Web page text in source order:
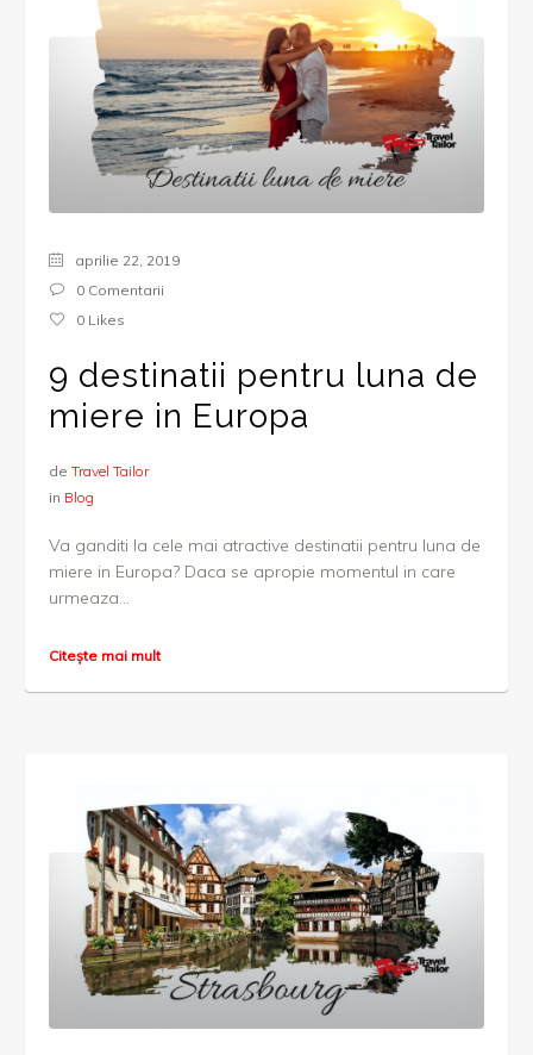
aprilie 22, 2019
0 Comentarii
0Likes
9 destinatii pentru luna de
miere in Europa
de Travel Tailor
in Blog
Va ganditi la cele mai atractive destinatii pentru luna de
miere in Europa? Daca se apropie momentul in care
urmeaza...
Citește mai mult